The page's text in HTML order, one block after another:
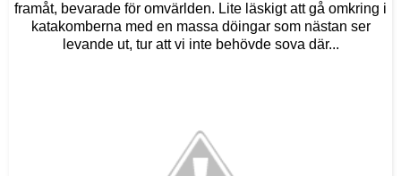
framåt, bevarade för omvärlden. Lite läskigt att gå omkring i
katakomberna med en massa döingar som nästan ser
levande ut, tur att vi inte behövde sova där...